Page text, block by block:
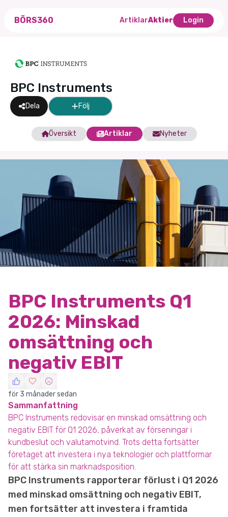
BÖRS360 ArtiklarAktier Login
BPC Instruments
Dela Följ
Översikt Artiklar Nyheter
BPC Instruments Q1
2026: Minskad
omsättning och
negativ EBIT
för 3 månader sedan
Sammanfattning
BPC Instruments redovisar en minskad omsättning och
negativ EBIT för Q1 2026, påverkat av förseningar i
kundbeslut och valutamotvind. Trots detta fortsätter
företaget att investera i nya teknologier och plattformar
för att stärka sin marknadsposition.
BPC Instruments rapporterar förlust i Q1 2026
med minskad omsättning och negativ EBIT,
men fortsätter att investera i framtida